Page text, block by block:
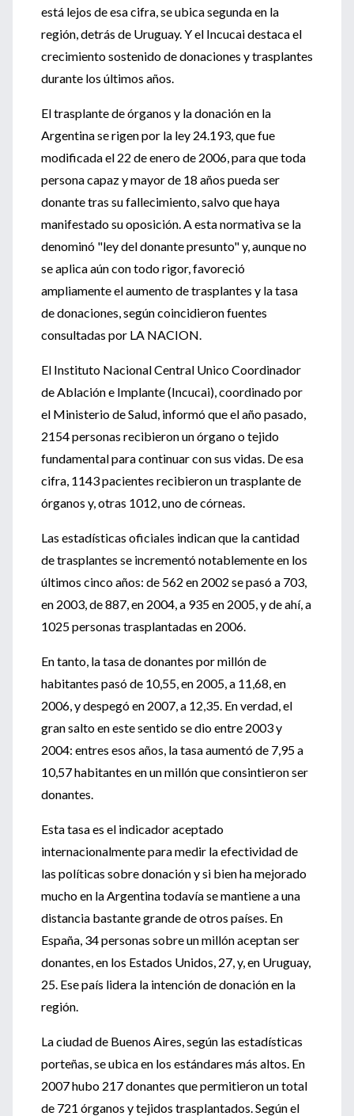
está lejos de esa cifra, se ubica segunda en la
región, detrás de Uruguay. Y el Incucai destaca el
crecimiento sostenido de donaciones y trasplantes
durante los últimos años.
El trasplante de órganos y la donación en la
Argentina se rigen por la ley 24.193, que fue
modificada el 22 de enero de 2006, para que toda
persona capaz y mayor de 18 años pueda ser
donante tras su fallecimiento, salvo que haya
manifestado su oposición. A esta normativa se la
denominó "ley del donante presunto" y, aunque no
se aplica aún con todo rigor, favoreció
ampliamente el aumento de trasplantes y la tasa
de donaciones, según coincidieron fuentes
consultadas por LA NACION.
El Instituto Nacional Central Unico Coordinador
de Ablación e Implante (Incucai), coordinado por
el Ministerio de Salud, informó que el año pasado,
2154 personas recibieron un órgano o tejido
fundamental para continuar con sus vidas. De esa
cifra, 1143 pacientes recibieron un trasplante de
órganos y, otras 1012, uno de córneas.
Las estadísticas oficiales indican que la cantidad
de trasplantes se incrementó notablemente en los
últimos cinco años: de 562 en 2002 se pasó a 703,
en 2003, de 887, en 2004, a 935 en 2005, y de ahí, a
1025 personas trasplantadas en 2006.
En tanto, la tasa de donantes por millón de
habitantes pasó de 10,55, en 2005, a 11,68, en
2006, y despegó en 2007, a 12,35. En verdad, el
gran salto en este sentido se dio entre 2003 y
2004: entres esos años, la tasa aumentó de 7,95 a
10,57 habitantes en un millón que consintieron ser
donantes.
Esta tasa es el indicador aceptado
internacionalmente para medir la efectividad de
las políticas sobre donación y si bien ha mejorado
mucho en la Argentina todavía se mantiene a una
distancia bastante grande de otros países. En
España, 34 personas sobre un millón aceptan ser
donantes, en los Estados Unidos, 27, y, en Uruguay,
25. Ese país lidera la intención de donación en la
región.
La ciudad de Buenos Aires, según las estadísticas
porteñas, se ubica en los estándares más altos. En
2007 hubo 217 donantes que permitieron un total
de 721 órganos y tejidos trasplantados. Según el